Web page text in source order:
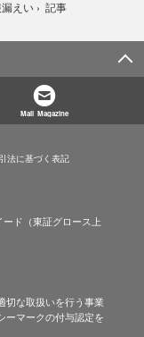
えい › 記事
Mail Magazine
法に基づく表記
ド（東証グロース上
切な取扱いを行う事業
ーマークの付与認定を